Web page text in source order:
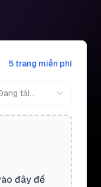
5 trang miễn phí
tải...
đây để